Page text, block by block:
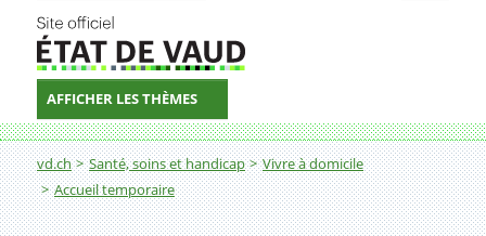
AFFICHER LES THÈMES
Fil d'Ariane
vd.ch Santé, soins et handicap
Vivre à domicile
Accueil temporaire
Rechercher un CAT